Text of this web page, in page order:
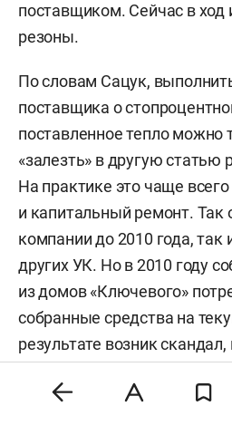
поставщиком. Сейчас в ход
резоны.
По словам Сацук,
поставщика о
поставленное тепло можно
«залезть» в другую статью
На практике это чаще
и капитальный ремонт. Так
компании до 2010 года, так
других УК. Но в 2010 году
из домов «Ключевого»
собранные средства на
результате возник скандал,
на тот момент компания